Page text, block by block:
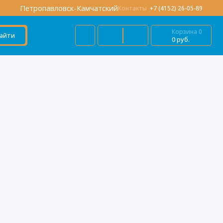
Петропавловск-КамчатскийКонтакты +7 (4152) 26-05-89
Корзина 0
0 руб.